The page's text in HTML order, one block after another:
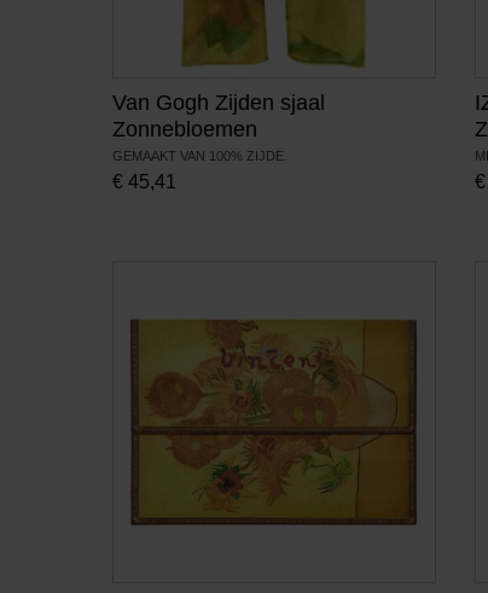
Van Gogh Zijden sjaal
Zonnebloemen
GEMAAKT VAN 100% ZIJDE.
€ 45,41 €